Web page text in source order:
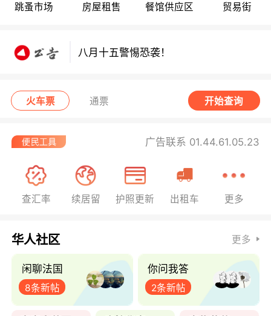
跳蚤市场 房屋租售 餐馆供应区 贸易街
八月十五警惕恐袭！
八月十五警惕恐袭！
火车票 通票 开始查询
广告联系 01.44.61.05.23
查汇率 续居留 护照更新 出租车 更多
华人社区 更多
闲聊法国
8条新帖
你问我答
2条新帖